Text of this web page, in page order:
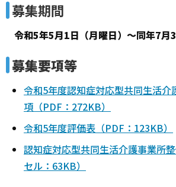
募集期間
令和5年5月1日（月曜日）～同年7月
募集要項等
令和5年度認知症対応型共同生活介
項（PDF：272KB）
令和5年度評価表（PDF：123KB）
認知症対応型共同生活介護事業所
セル：63KB）